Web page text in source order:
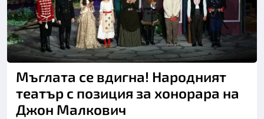
Снимка: БТА
Мъглата се вдигна! Народният
театър с позиция за хонорара на
Джон Малкович